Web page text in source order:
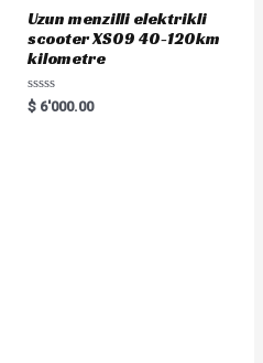
Uzun menzilli elektrikli
scooter XS09 40-120km
kilometre
Rated
0
$ 6'000.00